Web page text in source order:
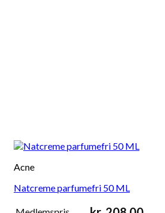
Acne
Natcreme parfumefri 50 ML